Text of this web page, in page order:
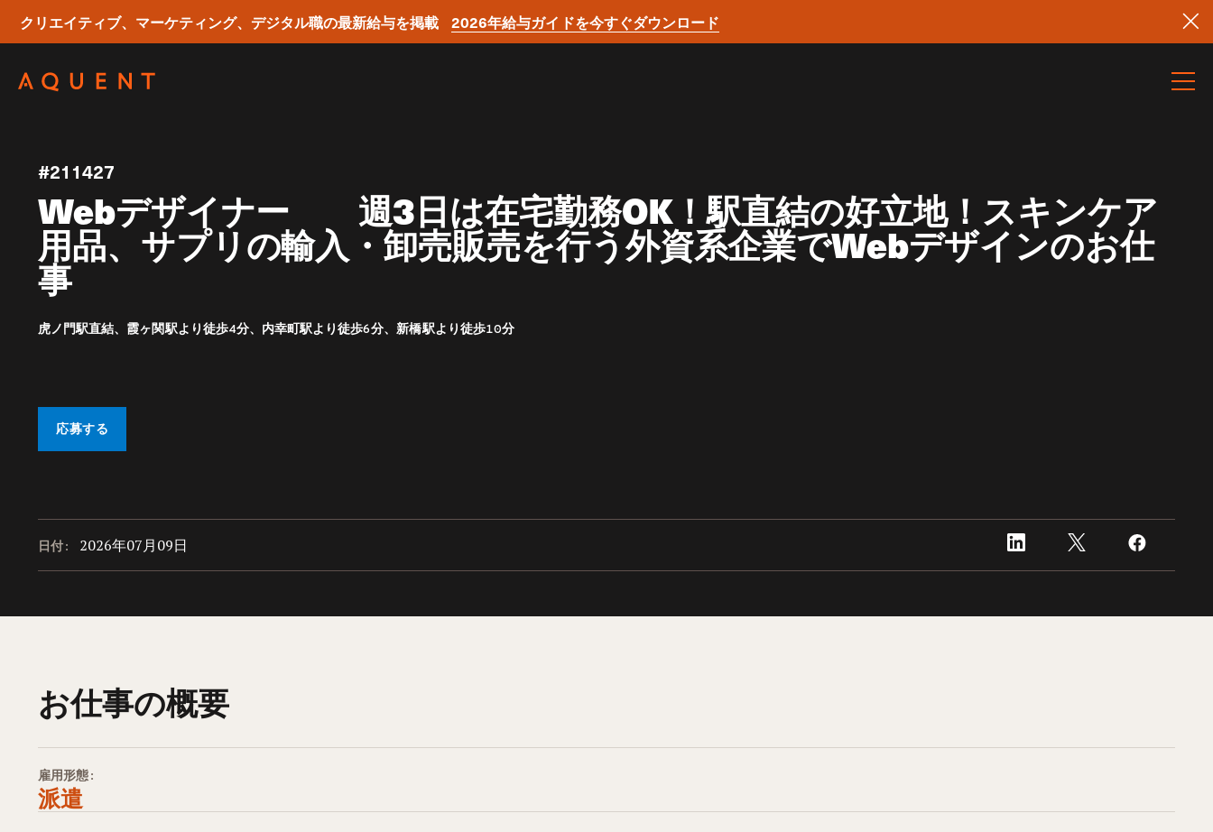
クリエイティブ、マーケティング、デジタル職の最新給与を掲載
2026年給与ガイドを今すぐダウンロード
#211427
Webデザイナー 週3日は在宅勤務OK！駅直結の好立地！スキンケア
用品、サプリの輸入・卸売販売を行う外資系企業でWebデザインのお仕
事
虎ノ門駅直結、霞ヶ関駅より徒歩4分、内幸町駅より徒歩6分、新橋駅より徒歩10分
応募する
日付: 2026年07月09日
お仕事の概要
雇用形態:
派遣